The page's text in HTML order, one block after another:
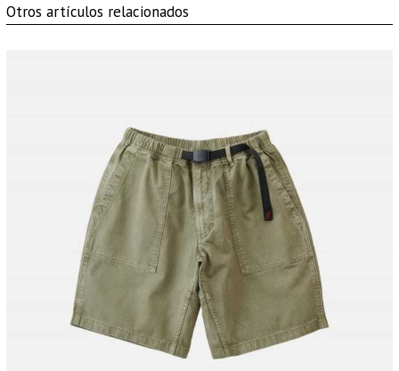
Otros artículos relacionados